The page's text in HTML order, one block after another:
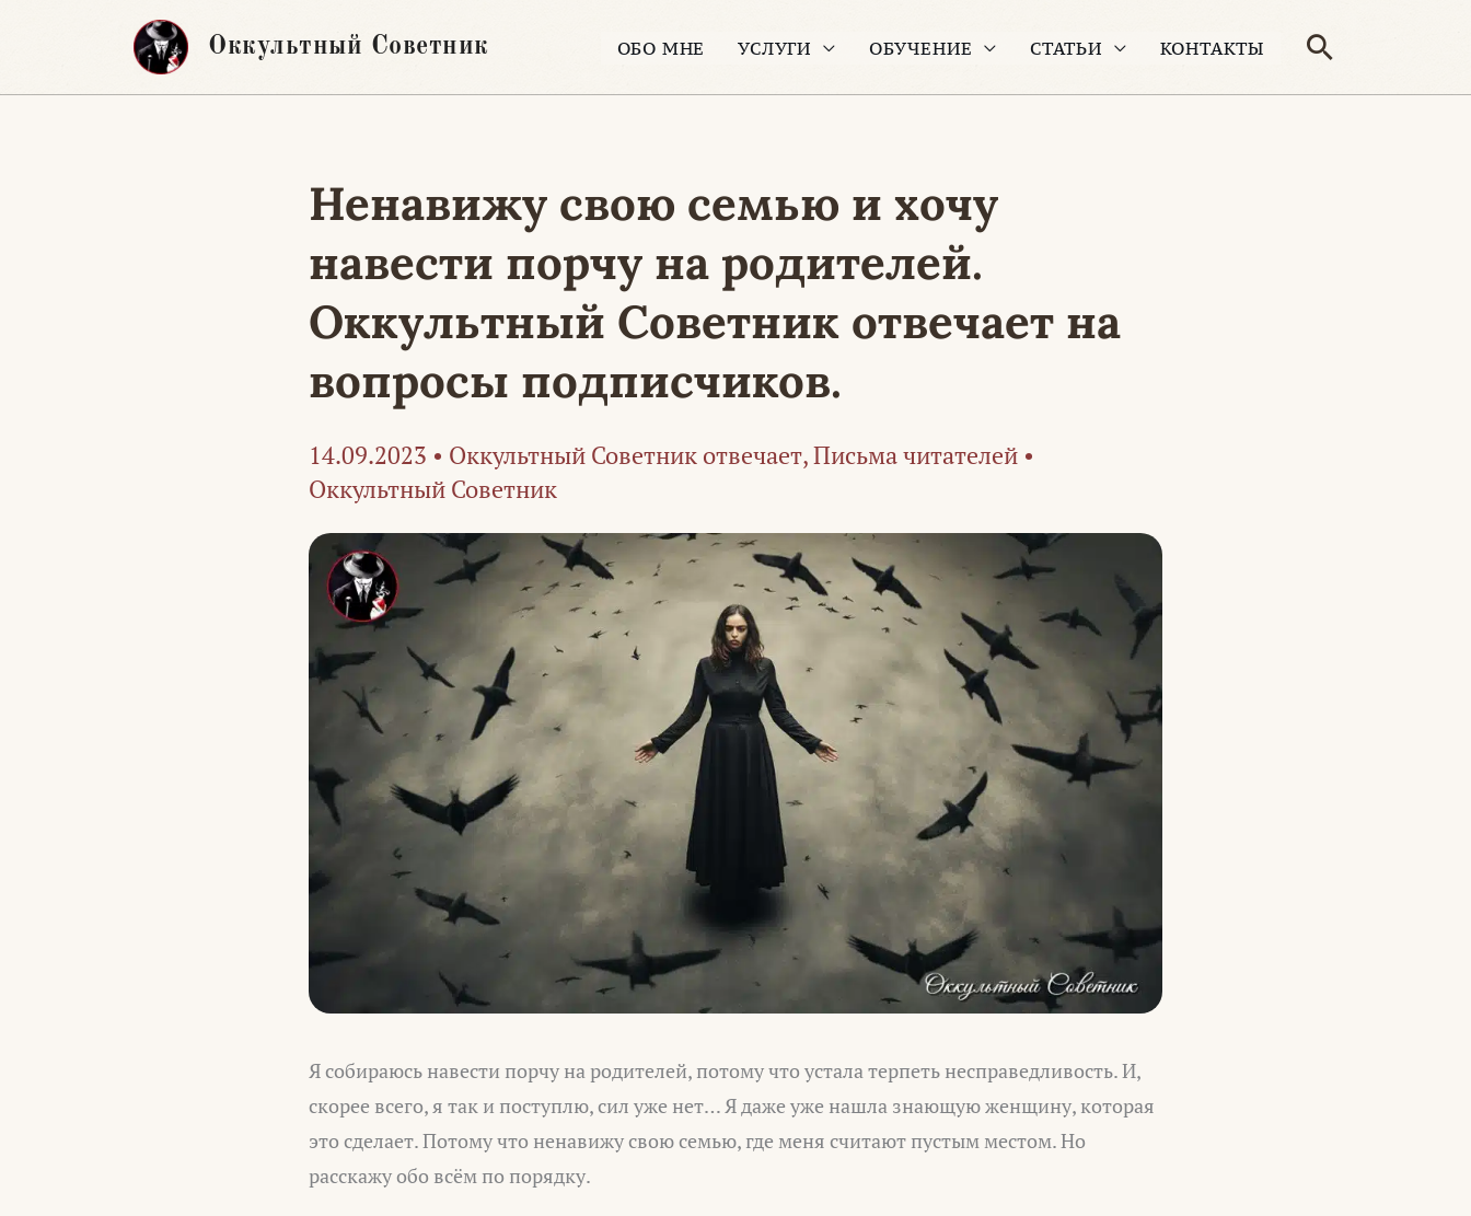
Оккультный Советник ОБО МНЕ УСЛУГИ ОБУЧЕНИЕ СТАТЬИ КОНТАКТЫ Поиск
Ненавижу свою семью и хочу
навести порчу на родителей.
Оккультный Советник отвечает на
вопросы подписчиков.
14.09.2023 • Оккультный Советник отвечает,Письма читателей •
Оккультный Советник
Я собираюсь навести порчу на родителей, потому что устала терпеть несправедливость. И,
скорее всего, я так и поступлю, сил уже нет… Я даже уже нашла знающую женщину, которая
это сделает. Потому что ненавижу свою семью, где меня считают пустым местом. Но
расскажу обо всём по порядку.